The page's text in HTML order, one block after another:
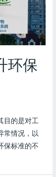
环保
目的是对工
常情况，以
保标准的不